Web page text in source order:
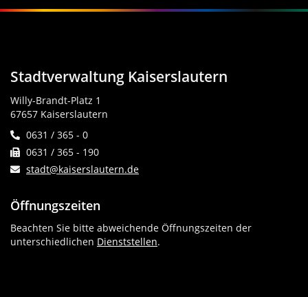
Stadtverwaltung Kaiserslautern
Willy-Brandt-Platz 1
67657 Kaiserslautern
0631 / 365 - 0
0631 / 365 - 190
stadt@kaiserslautern.de
Öffnungszeiten
Beachten Sie bitte abweichende Öffnungszeiten der
unterschiedlichen Dienststellen.